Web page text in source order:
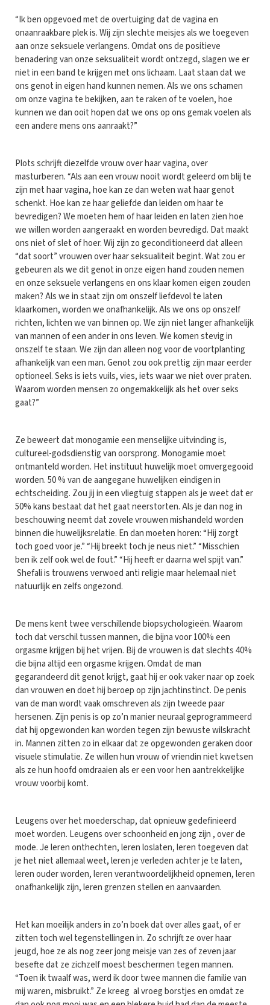
“Ik ben opgevoed met de overtuiging dat de vagina en
onaanraakbare plek is. Wij zijn slechte meisjes als we toegeven
aan onze seksuele verlangens. Omdat ons de positieve
benadering van onze seksualiteit wordt ontzegd, slagen we er
niet in een band te krijgen met ons lichaam. Laat staan dat we
ons genot in eigen hand kunnen nemen. Als we ons schamen
om onze vagina te bekijken, aan te raken of te voelen, hoe
kunnen we dan ooit hopen dat we ons op ons gemak voelen als
een andere mens ons aanraakt?”
Plots schrijft diezelfde vrouw over haar vagina, over
masturberen. “Als aan een vrouw nooit wordt geleerd om blij te
zijn met haar vagina, hoe kan ze dan weten wat haar genot
schenkt. Hoe kan ze haar geliefde dan leiden om haar te
bevredigen? We moeten hem of haar leiden en laten zien hoe
we willen worden aangeraakt en worden bevredigd. Dat maakt
ons niet of slet of hoer. Wij zijn zo geconditioneerd dat alleen
“dat soort” vrouwen over haar seksualiteit begint. Wat zou er
gebeuren als we dit genot in onze eigen hand zouden nemen
en onze seksuele verlangens en ons klaar komen eigen zouden
maken? Als we in staat zijn om onszelf liefdevol te laten
klaarkomen, worden we onafhankelijk. Als we ons op onszelf
richten, lichten we van binnen op. We zijn niet langer afhankelijk
van mannen of een ander in ons leven. We komen stevig in
onszelf te staan. We zijn dan alleen nog voor de voortplanting
afhankelijk van een man. Genot zou ook prettig zijn maar eerder
optioneel. Seks is iets vuils, vies, iets waar we niet over praten.
Waarom worden mensen zo ongemakkelijk als het over seks
gaat?”
Ze beweert dat monogamie een menselijke uitvinding is,
cultureel-godsdienstig van oorsprong. Monogamie moet
ontmanteld worden. Het instituut huwelijk moet omvergegooid
worden. 50 % van de aangegane huwelijken eindigen in
echtscheiding. Zou jij in een vliegtuig stappen als je weet dat er
50% kans bestaat dat het gaat neerstorten. Als je dan nog in
beschouwing neemt dat zovele vrouwen mishandeld worden
binnen die huwelijksrelatie. En dan moeten horen: “Hij zorgt
toch goed voor je.” “Hij breekt toch je neus niet.” “Misschien
ben ik zelf ook wel de fout.” “Hij heeft er daarna wel spijt van.”
Shefali is trouwens verwoed anti religie maar helemaal niet
natuurlijk en zelfs ongezond.
De mens kent twee verschillende biopsychologieën. Waarom
toch dat verschil tussen mannen, die bijna voor 100% een
orgasme krijgen bij het vrijen. Bij de vrouwen is dat slechts 40%
die bijna altijd een orgasme krijgen. Omdat de man
gegarandeerd dit genot krijgt, gaat hij er ook vaker naar op zoek
dan vrouwen en doet hij beroep op zijn jachtinstinct. De penis
van de man wordt vaak omschreven als zijn tweede paar
hersenen. Zijn penis is op zo’n manier neuraal geprogrammeerd
dat hij opgewonden kan worden tegen zijn bewuste wilskracht
in. Mannen zitten zo in elkaar dat ze opgewonden geraken door
visuele stimulatie. Ze willen hun vrouw of vriendin niet kwetsen
als ze hun hoofd omdraaien als er een voor hen aantrekkelijke
vrouw voorbij komt.
Leugens over het moederschap, dat opnieuw gedefinieerd
moet worden. Leugens over schoonheid en jong zijn , over de
mode. Je leren onthechten, leren loslaten, leren toegeven dat
je het niet allemaal weet, leren je verleden achter je te laten,
leren ouder worden, leren verantwoordelijkheid opnemen, leren
onafhankelijk zijn, leren grenzen stellen en aanvaarden.
Het kan moeilijk anders in zo’n boek dat over alles gaat, of er
zitten toch wel tegenstellingen in. Zo schrijft ze over haar
jeugd, hoe ze als nog zeer jong meisje van zes of zeven jaar
besefte dat ze zichzelf moest beschermen tegen mannen.
“Toen ik twaalf was, werd ik door twee mannen die familie van
mij waren, misbruikt.” Ze kreeg al vroeg borstjes en omdat ze